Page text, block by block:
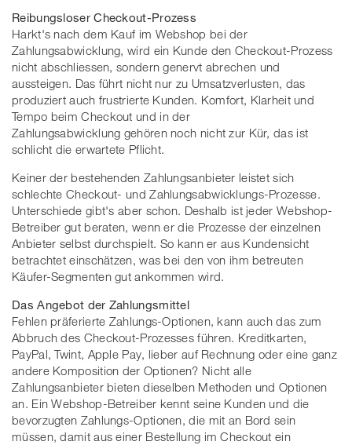
Reibungsloser Checkout-Prozess
Harkt's nach dem Kauf im Webshop bei der
Zahlungsabwicklung, wird ein Kunde den Checkout-Prozess
nicht abschliessen, sondern genervt abrechen und
aussteigen. Das führt nicht nur zu Umsatzverlusten, das
produziert auch frustrierte Kunden. Komfort, Klarheit und
Tempo beim Checkout und in der
Zahlungsabwicklung gehören noch nicht zur Kür, das ist
schlicht die erwartete Pflicht.
Keiner der bestehenden Zahlungsanbieter leistet sich
schlechte Checkout- und Zahlungsabwicklungs-Prozesse.
Unterschiede gibt's aber schon. Deshalb ist jeder Webshop-
Betreiber gut beraten, wenn er die Prozesse der einzelnen
Anbieter selbst durchspielt. So kann er aus Kundensicht
betrachtet einschätzen, was bei den von ihm betreuten
Käufer-Segmenten gut ankommen wird.
Das Angebot der Zahlungsmittel
Fehlen präferierte Zahlungs-Optionen, kann auch das zum
Abbruch des Checkout-Prozesses führen. Kreditkarten,
PayPal, Twint, Apple Pay, lieber auf Rechnung oder eine ganz
andere Komposition der Optionen? Nicht alle
Zahlungsanbieter bieten dieselben Methoden und Optionen
an. Ein Webshop-Betreiber kennt seine Kunden und die
bevorzugten Zahlungs-Optionen, die mit an Bord sein
müssen, damit aus einer Bestellung im Checkout ein